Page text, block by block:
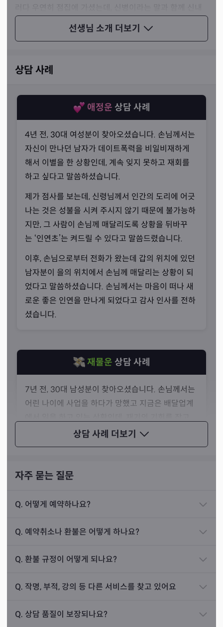
선생님 소개 더보기
림을 받아야 한다는 말을 듣고 깜짝 놀라셨다고 합니다.
결국 받아들인 운명
“열심히 기도 드리고 있습니다.”
선생님께서는 결혼생활 중 아이가 자꾸 아프고 신을 보는
일이 생기면서 신내림을 받겠다고 결심하셨습니다. 이후 열
심히 기도를 드리고 내림굿을 받으신 것이죠.
그렇게 무속인의 길을 걸으신 지 14년 차가 된 선생님의 주
할머니라고 합니다. 수없이 많은 기도 끝에 마고할머니도
상담 사례 더보기
상담 사례
애정운 상담 사례
4년 전, 30대 여성분이 찾아오셨습니다. 손님께서는
자신이 만나던 남자가 데이트폭력을 비일비재하게
해서 이별을 한 상황인데, 계속 잊지 못하고 재회를
하고 싶다고 말씀하셨습니다.
제가 점사를 보는데, 신령님께서 인간의 도리에 어긋
나는 것은 성불을 시켜 주시지 않기 때문에 불가능하
지만, 그 사람이 손님께 매달리도록 상황을 뒤바꾸
는 ‘인연초’는 켜드릴 수 있다고 말씀드렸습니다.
이후, 손님으로부터 전화가 왔는데 갑의 위치에 있던
남자분이 을의 위치에서 손님께 매달리는 상황이 되
었다고 말씀하셨습니다. 손님께서는 마음이 떠나 새
로운 좋은 인연을 만나게 되었다고 감사 인사를 전하
셨습니다.
재물운 상담 사례
7년 전, 30대 남성분이 찾아오셨습니다. 손님께서는
어린 나이에 사업을 하다가 망했고 지금은 배달업계
싶다고 말씀하셨습니다. 배달 일을 하시면서도 돈을
모아 빚을 해치우고 1억 조금 넘는 돈을 모았다고 하
제가 점사를 보니, 손님께서는 사업보다는 투자 쪽으
정적인 직장에서 월급을 받으시면서요.
이후 손님께서는 제 말대로 모은 돈을 투자하시고, 중
정받고 투자로 나오는 수익은 계속해서 모으고 있다
진로운
자주 묻는 질문
Q. 어떻게 예약하나요?
Q. 예약취소나 환불은 어떻게 하나요?
Q. 환불 규정이 어떻게 되나요?
Q. 작명, 부적, 강의 등 다른 서비스를 찾고 있어요
Q. 상담 품질이 보장되나요?